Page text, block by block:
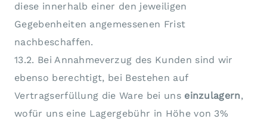
diese innerhalb einer den jeweiligen
Gegebenheiten angemessenen Frist
nachbeschaffen.
13.2. Bei Annahmeverzug des Kunden sind wir
ebenso berechtigt, bei Bestehen auf
Vertragserfüllung die Ware bei uns einzulagern,
wofür uns eine Lagergebühr in Höhe von 3%